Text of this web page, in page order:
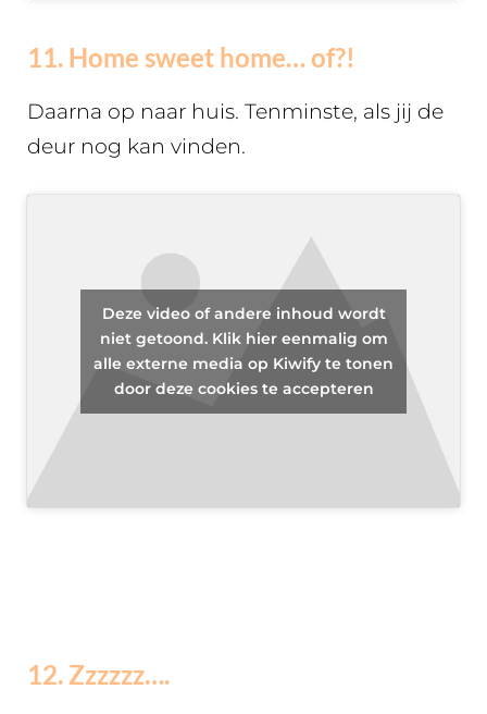
11. Home sweet home… of?!
Daarna op naar huis. Tenminste, als jij de
deur nog kan vinden.
Deze video of andere inhoud wordt
niet getoond. Klik hier eenmalig om
alle externe media op Kiwify te tonen
door deze cookies te accepteren
12. Zzzzzz….